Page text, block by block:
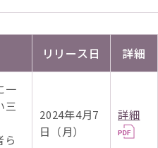
リリース日 詳細
一
三
ら
2024年4月7
日（月）
詳細